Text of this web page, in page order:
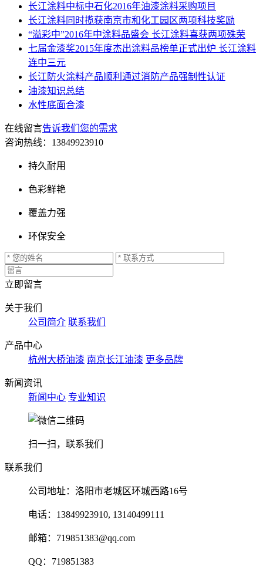
长江涂料中标中石化2016年油漆涂料采购项目
长江涂料同时揽获南京市和化工园区两项科技奖励
“溢彩中”2016年中涂料品盛会 长江涂料喜获两项殊荣
七届金漆奖2015年度杰出涂料品榜单正式出炉 长江涂料
连中三元
长江防火涂料产品顺利通过消防产品强制性认证
油漆知识总结
水性底面合漆
在线留言告诉我们您的需求
咨询热线： 13849923910
持久耐用
色彩鲜艳
覆盖力强
环保安全
立即留言
关于我们
公司简介 联系我们
产品中心
杭州大桥油漆 南京长江油漆 更多品牌
新闻资讯
新闻中心 专业知识
扫一扫，联系我们
联系我们
公司地址：洛阳市老城区环城西路16号
电话：13849923910, 13140499111
邮箱：719851383@qq.com
QQ：719851383